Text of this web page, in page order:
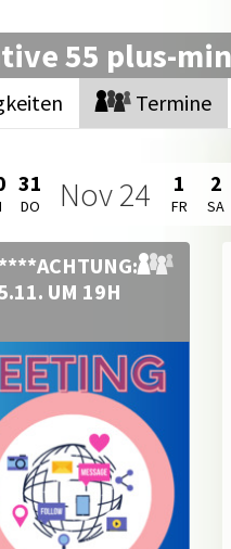
55 plus-
Termine
31
DO Nov24 1
FR
2
SA
UM 19H